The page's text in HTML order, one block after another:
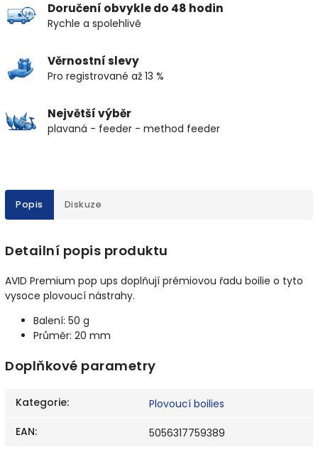
Doručení obvykle do 48 hodin
Rychle a spolehlivě
Věrnostní slevy
Pro registrované až 13 %
Největší výběr
plavaná - feeder - method feeder
Popis Diskuze
Detailní popis produktu
AVID Premium pop ups doplňují prémiovou řadu boilie o tyto
vysoce plovoucí nástrahy.
Balení: 50 g
Průměr: 20 mm
Doplňkové parametry
Kategorie:
Plovoucí boilies
EAN: 5056317759389